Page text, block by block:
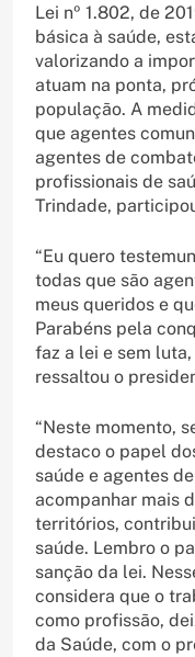
Lei nº 1.802, de
básica à saúde,
valorizando a
atuam na ponta,
população. A
que agentes
agentes de
profissionais de
Trindade,
“Eu quero
todas que são
meus queridos e
Parabéns pela
faz a lei e sem
ressaltou o
“Neste momento,
destaco o papel
saúde e agentes
acompanhar mais
territórios,
saúde. Lembro o
sanção da lei.
considera que o
como profissão,
da Saúde, com o